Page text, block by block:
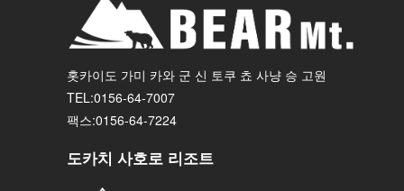
홋카이도 가미 카와 군 신 토쿠 쵸 사냥 승 고원
TEL:0156-64-7007
팩스:0156-64-7224
도카치 사호로 리조트